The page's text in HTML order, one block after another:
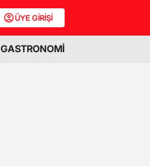
ÜYE GİRİŞİ
GASTRONOMİ